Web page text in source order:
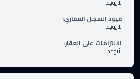
قيود السجل العقاري:
لا يوجد
الالتزامات على العقار:
لأيوجد